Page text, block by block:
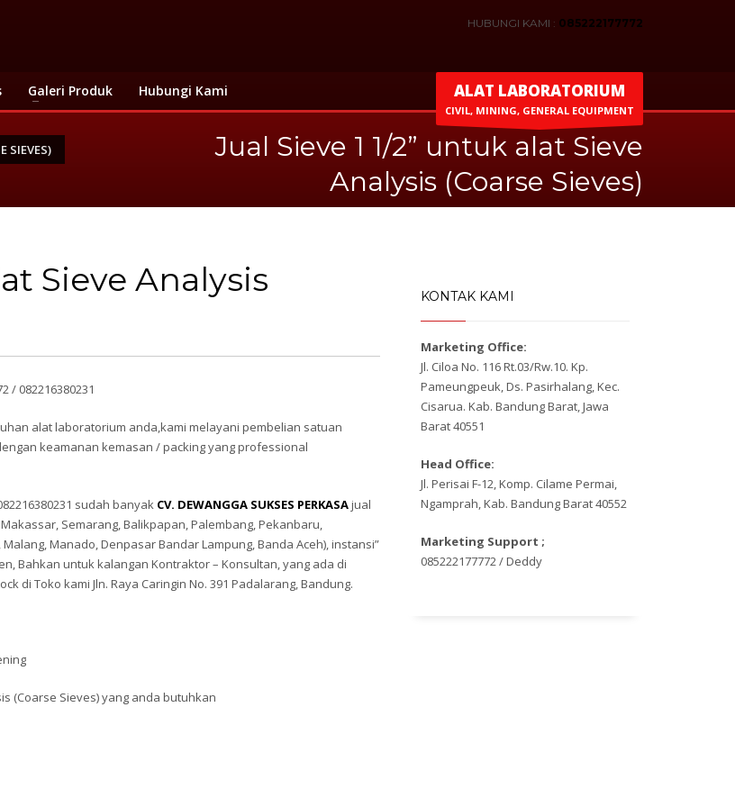
HUBUNGI KAMI : 085222177772
Galeri Produk Hubungi Kami ALAT LABORATORIUM
CIVIL, MINING, GENERAL EQUIPMENT
SIEVES)
Jual Sieve 1 1/2” untuk alat Sieve
Analysis (Coarse Sieves)
Sieve Analysis
/ 082216380231
alat laboratorium anda,kami melayani pembelian satuan
keamanan kemasan / packing yang professional
sudah banyak CV. DEWANGGA SUKSES PERKASAjual
Semarang, Balikpapan, Palembang, Pekanbaru,
Manado, Denpasar Bandar Lampung, Banda Aceh), instansi”
Bahkan untuk kalangan Kontraktor – Konsultan, yang ada di
di Toko kami Jln. Raya Caringin No. 391 Padalarang, Bandung.
(Coarse Sieves) yang anda butuhkan
KONTAK KAMI
Marketing Office:
Jl. Ciloa No. 116 Rt.03/Rw.10. Kp.
Pameungpeuk, Ds. Pasirhalang, Kec.
Cisarua. Kab. Bandung Barat, Jawa
Barat 40551
Head Office:
Jl. Perisai F-12, Komp. Cilame Permai,
Ngamprah, Kab. Bandung Barat 40552
Marketing Support ;
085222177772 / Deddy